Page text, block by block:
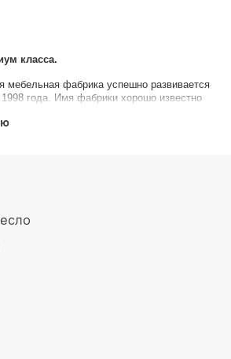
класса.
мебельная фабрика успешно развивается
года. Имя фабрики хорошо известно
выпускаемой продукции.